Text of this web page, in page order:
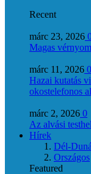
Recent
márc 23, 2026
Magas
márc 11, 2026 0
Hazai kutatás
okostelefonos
márc 2, 2026 0
Az alvási
Hírek
Dél-
Országos
Featured